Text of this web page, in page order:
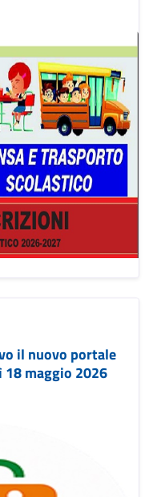
il nuovo portale
maggio 2026